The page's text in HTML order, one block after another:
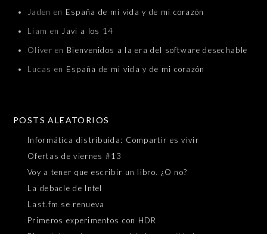
Jaden en España de mi vida y de mi corazón
Liam en Javi a los 14
Oliver en Bienvenidos a la era del software desechable
Lucas en España de mi vida y de mi corazón
POSTS ALEATORIOS
Informática distribuida: Compartir es vivir
Ofertas de viernes #13
Voy a tener que escribir un libro. ¿O no?
La debacle de Intel
Last.fm se renueva
Primeros experimentos con HDR